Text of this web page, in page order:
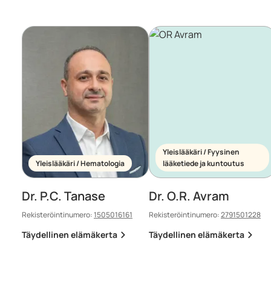
Yleislääkäri / Hematologia
Dr. P.C. Tanase
Rekisteröintinumero:1505016161
Täydellinen elämäkerta
Yleislääkäri / Fyysinen
lääketiede ja kuntoutus
Dr. O.R. Avram
Rekisteröintinumero:2791501228
Täydellinen elämäkerta